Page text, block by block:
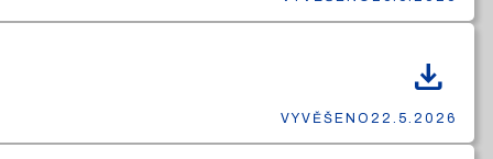
download
VYVĚŠENO 22.5.2026